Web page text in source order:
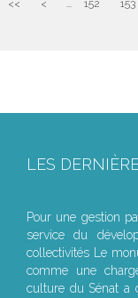
<< < ... 152 153
LES
Pour une gestion
service du
collectivités Le
comme une
culture du Sénat a